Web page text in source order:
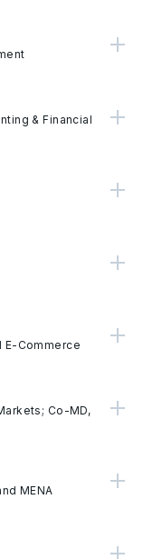
& Financial
E-Commerce
Co-MD,
MENA